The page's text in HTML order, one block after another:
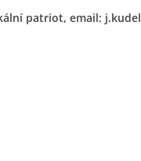
patriot, email: